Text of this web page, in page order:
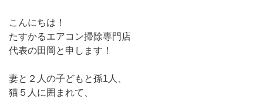
こんにちは！
たすかるエアコン掃除専門店
代表の田岡と申します！
妻と２人の子どもと孫1人、
猫５人に囲まれて、